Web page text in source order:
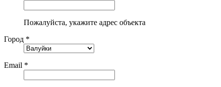
Пожалуйста, укажите адрес объекта
Город *
Email *